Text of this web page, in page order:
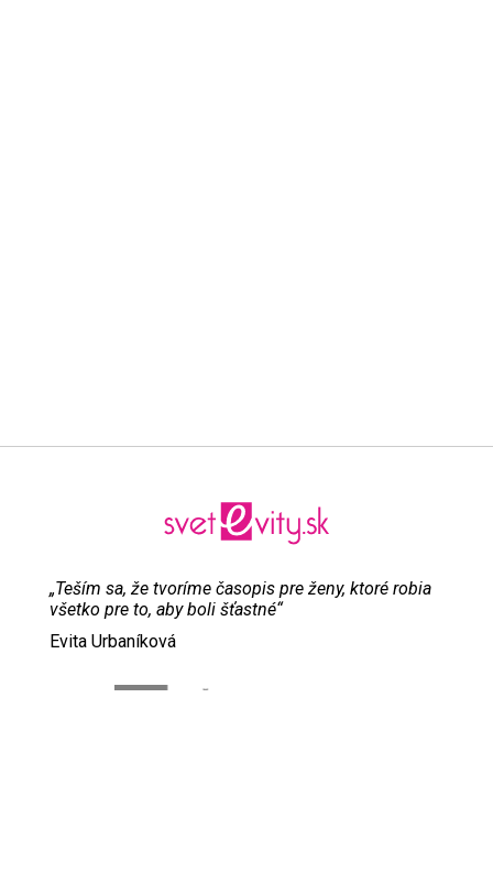
„Teším sa, že tvoríme časopis pre ženy, ktoré robia
všetko pre to, aby boli šťastné“
Evita Urbaníková